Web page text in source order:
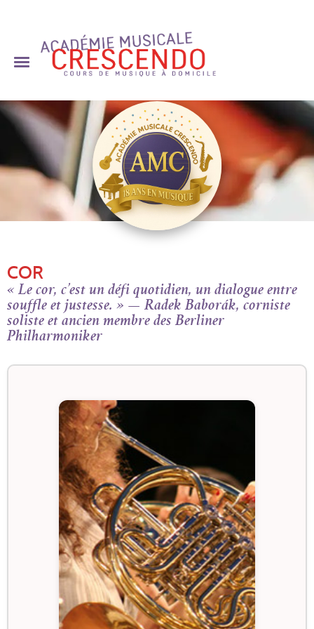
COR
« Le cor, c’est un défi quotidien, un dialogue entre
souffle et justesse. » — Radek Baborák, corniste
soliste et ancien membre des Berliner
Philharmoniker